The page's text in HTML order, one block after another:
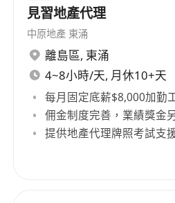
見習地產代理
中原地產 東涌
離島區, 東涌
4~8小時/天, 月休10+天
每月固定底薪$8,000加勤
佣金制度完善，業績獎金
提供地產代理牌照考試支